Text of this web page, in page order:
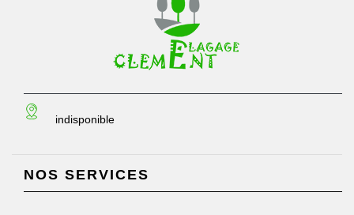
indisponible
NOS SERVICES